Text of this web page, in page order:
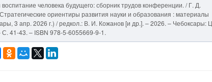
человека будущего: сборник трудов конференции. / Г. Д.
ориентиры развития науки и образования : материалы
3 апр. 2026 г.) / редкол.: В. И. Кожанов [и др.]. – 2026. – Чебоксары:
С. 41-43. – ISBN 978-5-6055669-9-1.